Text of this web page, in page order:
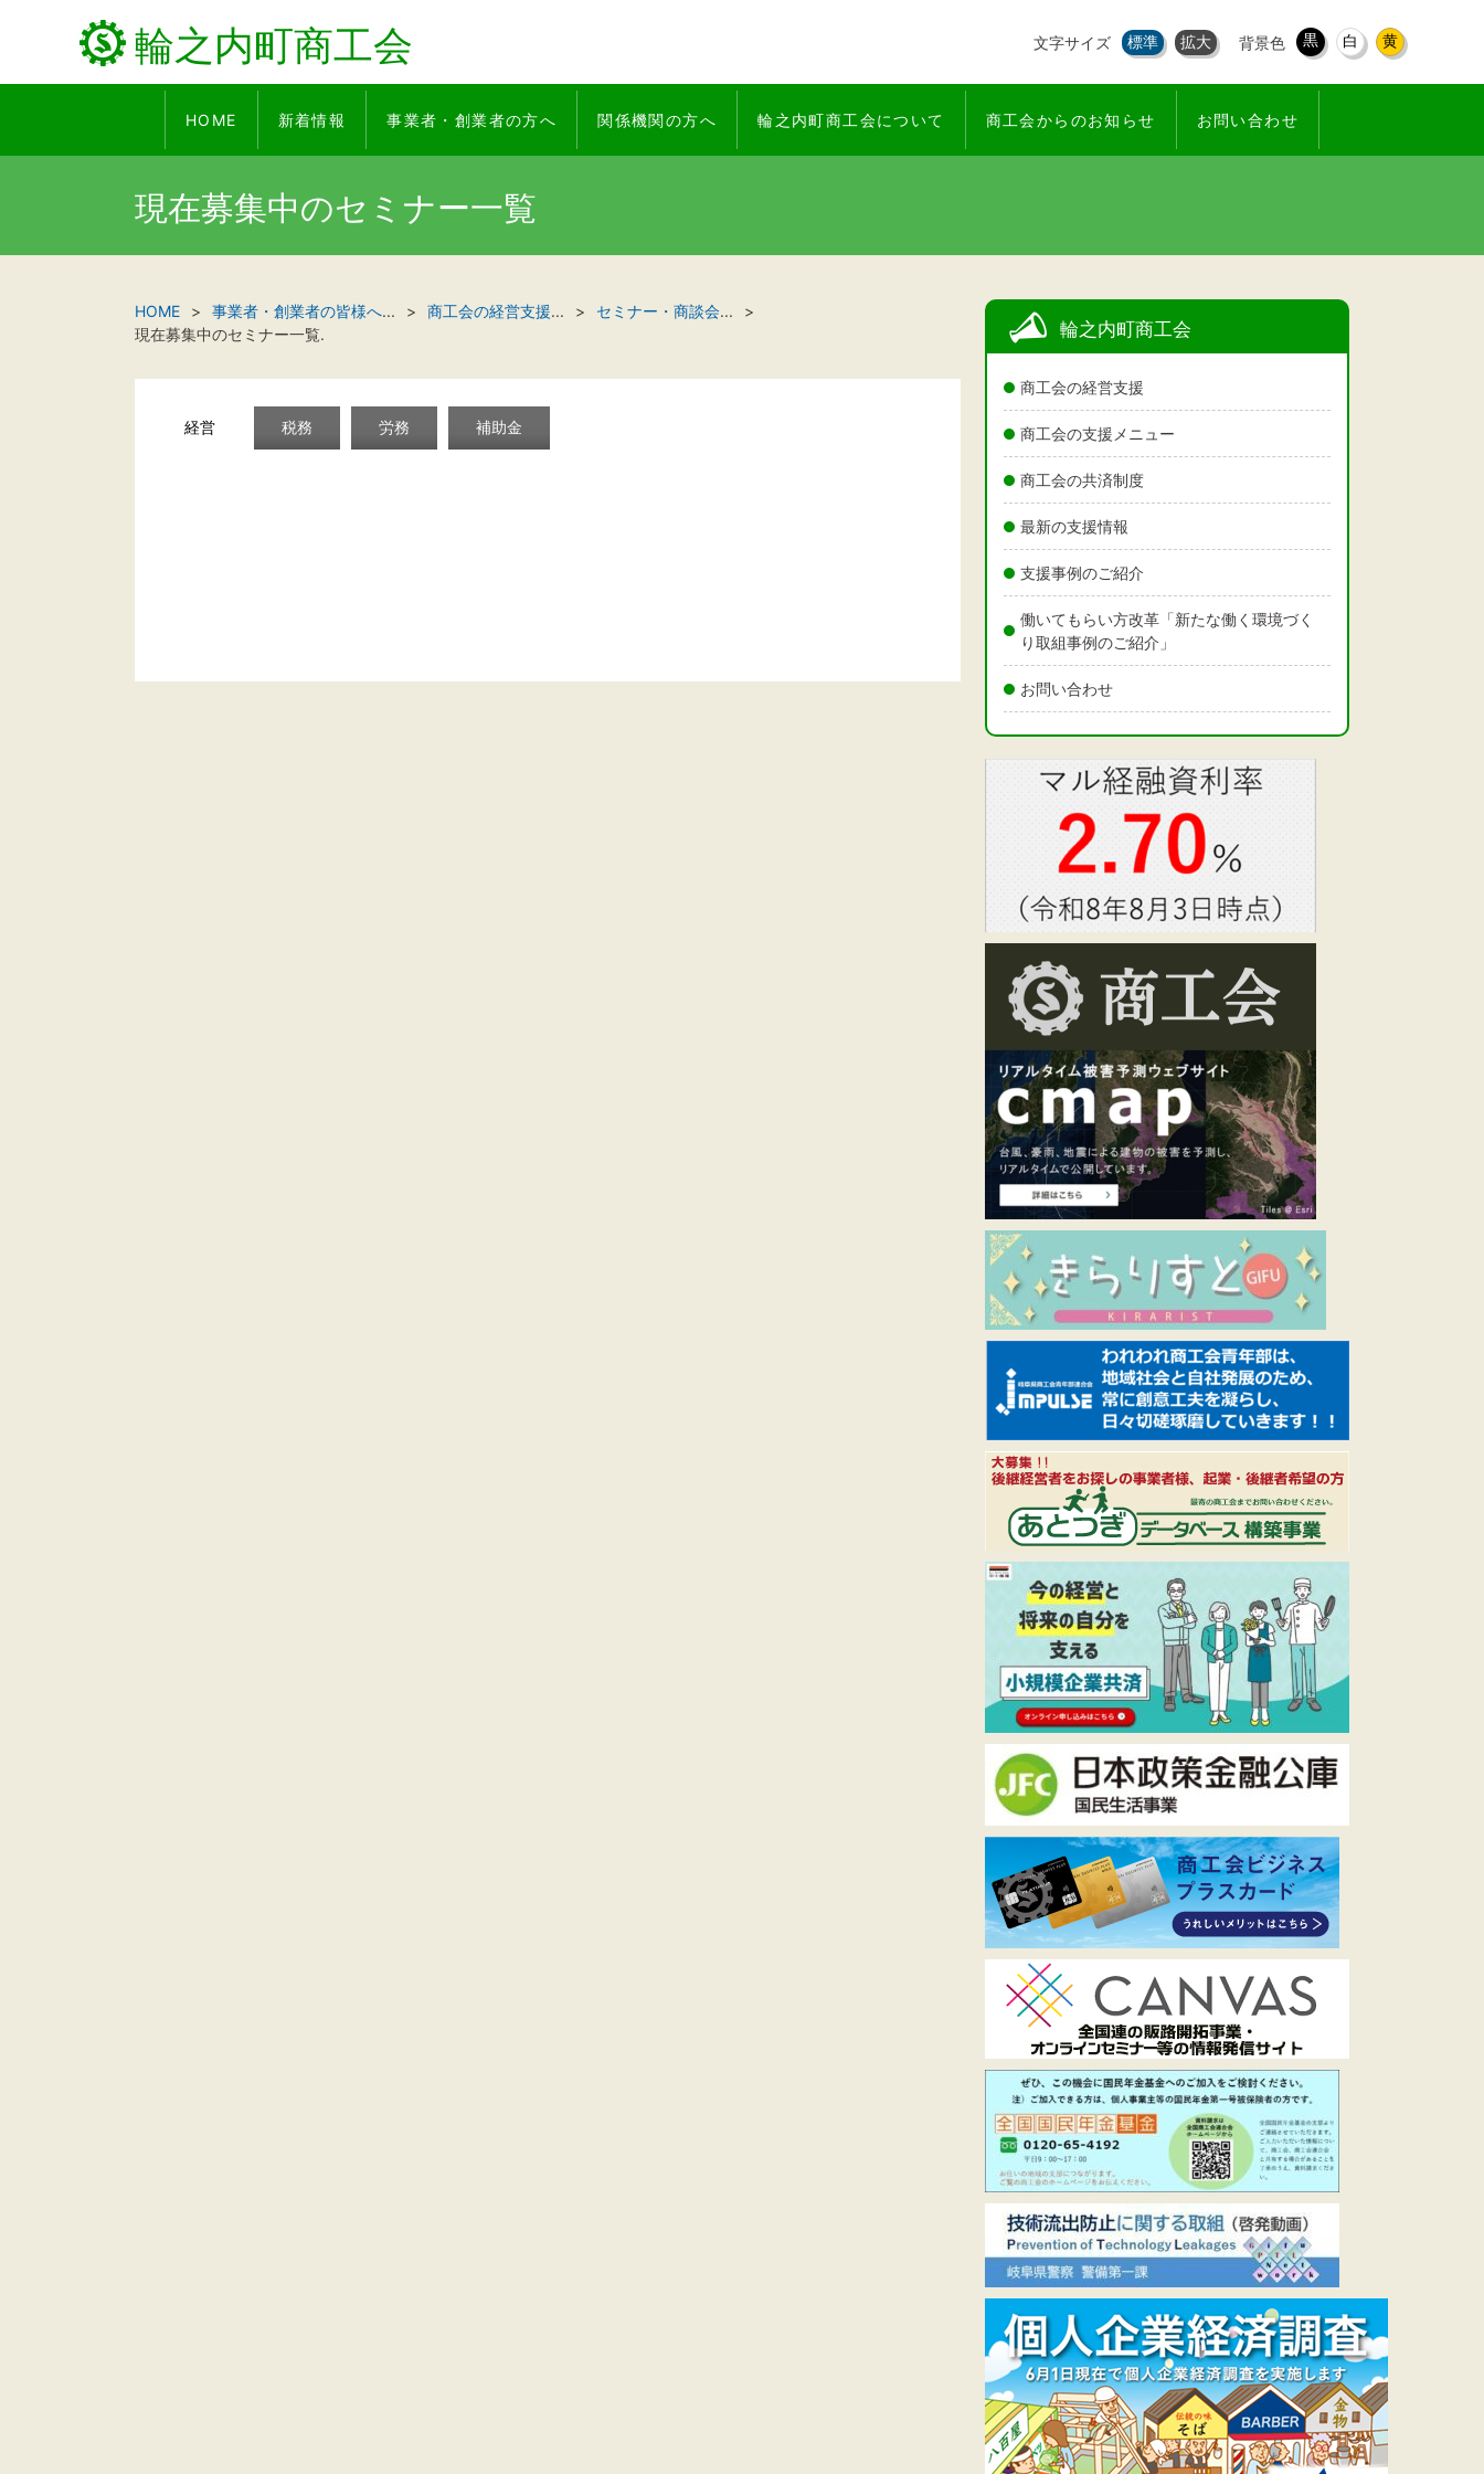
輪之内町商工会 文字サイズ 標準 拡大 背景色 黒 白 黄
HOME 新着情報 事業者・創業者の方へ 関係機関の方へ 輪之内町商工会について 商工会からのお知らせ お問い合わせ
現在募集中のセミナー一覧
輪之内町商工会
商工会の経営支援
商工会の支援メニュー
商工会の共済制度
最新の支援情報
支援事例のご紹介
働いてもらい方改革「新たな働く環境づく
り取組事例のご紹介」
お問い合わせ
HOME 事業者・創業者の皆様へ... 商工会の経営支援... セミナー・商談会...
現在募集中のセミナー一覧.
経営 税務 労務 補助金